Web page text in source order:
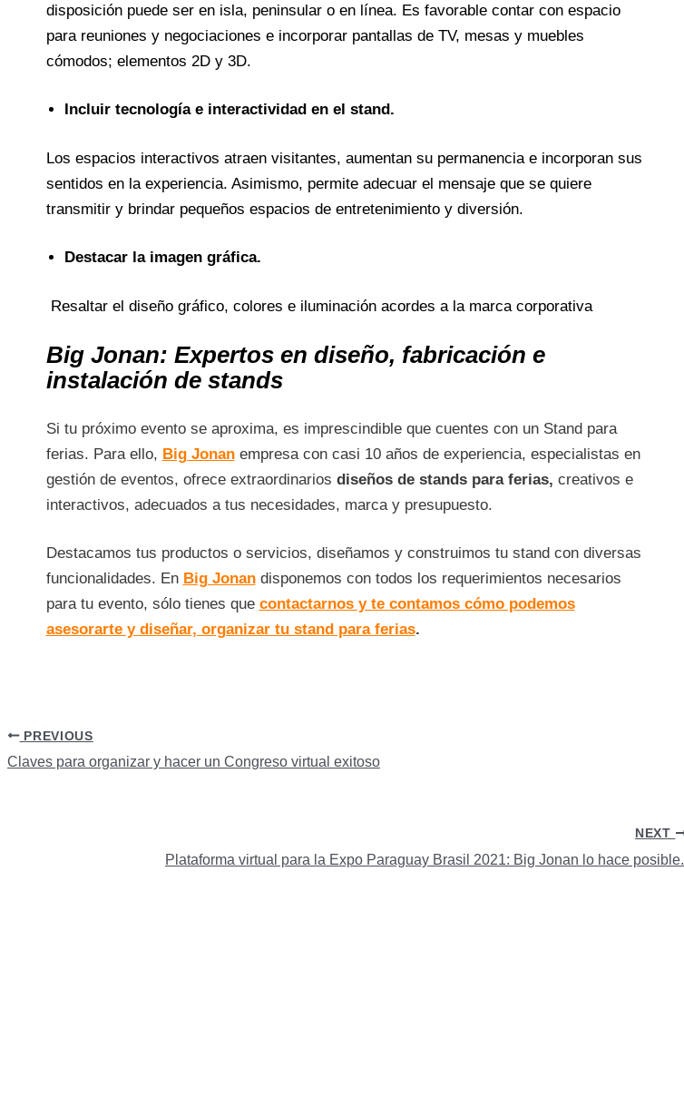
disposición puede ser en isla, peninsular o en línea. Es favorable contar con espacio
para reuniones y negociaciones e incorporar pantallas de TV, mesas y muebles
cómodos; elementos 2D y 3D.
Incluir tecnología e interactividad en el stand.
Los espacios interactivos atraen visitantes, aumentan su permanencia e incorporan sus
sentidos en la experiencia. Asimismo, permite adecuar el mensaje que se quiere
transmitir y brindar pequeños espacios de entretenimiento y diversión.
Destacar la imagen gráfica.
Resaltar el diseño gráfico, colores e iluminación acordes a la marca corporativa
Big Jonan: Expertos en diseño, fabricación e
instalación de stands
Si tu próximo evento se aproxima, es imprescindible que cuentes con un Stand para
ferias. Para ello, Big Jonanempresa con casi 10 años de experiencia, especialistas en
gestión de eventos, ofrece extraordinarios diseños de stands para ferias, creativos e
interactivos, adecuados a tus necesidades, marca y presupuesto.
Destacamos tus productos o servicios, diseñamos y construimos tu stand con diversas
funcionalidades. En Big Jonandisponemos con todos los requerimientos necesarios
para tu evento, sólo tienes que contactarnos y te contamos cómo podemos
asesorarte y diseñar, organizar tu stand para ferias.
PREVIOUS
Claves para organizar y hacer un Congreso virtual exitoso
NEXT
Plataforma virtual para la Expo Paraguay Brasil 2021: Big Jonan lo hace posible.